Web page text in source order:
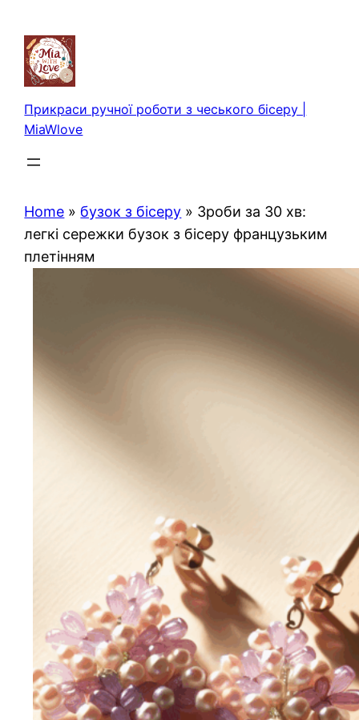
вмісту
Прикраси ручної роботи з чеського бісеру |
MiaWlove
Home » бузок з бісеру » Зроби за 30 хв:
легкі сережки бузок з бісеру французьким
плетінням